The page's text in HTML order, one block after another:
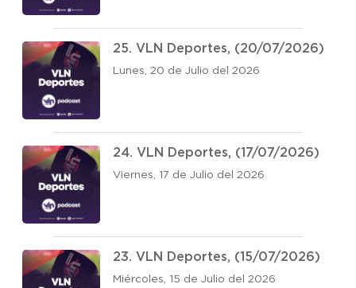
25. VLN Deportes, (20/07/2026)
Lunes, 20 de Julio del 2026
24. VLN Deportes, (17/07/2026)
Viernes, 17 de Julio del 2026
23. VLN Deportes, (15/07/2026)
Miércoles, 15 de Julio del 2026